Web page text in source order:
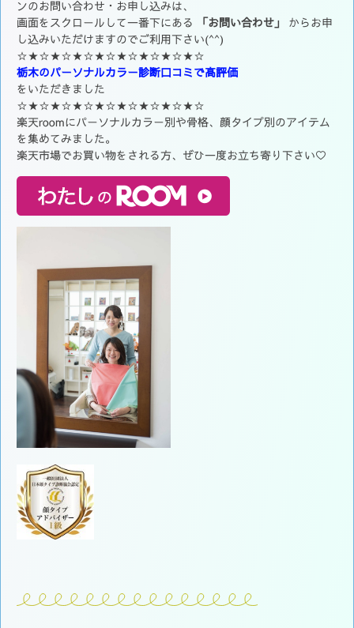
ンのお問い合わせ・お申し込みは、
画面をスクロールして一番下にある
「お問い合わせ」
からお申
し込みいただけますのでご利用下さい(^^)
☆★☆★☆★☆★☆★☆★☆★☆★☆
栃木のパーソナルカラー診断 口コミで高評価
をいただきました
☆★☆★☆★☆★☆★☆★☆★☆★☆
楽天roomにパーソナルカラー別や骨格、顔タイプ別のアイテム
を集めてみました。
楽天市場でお買い物をされる方、ぜひ一度お立ち寄り下さい♡